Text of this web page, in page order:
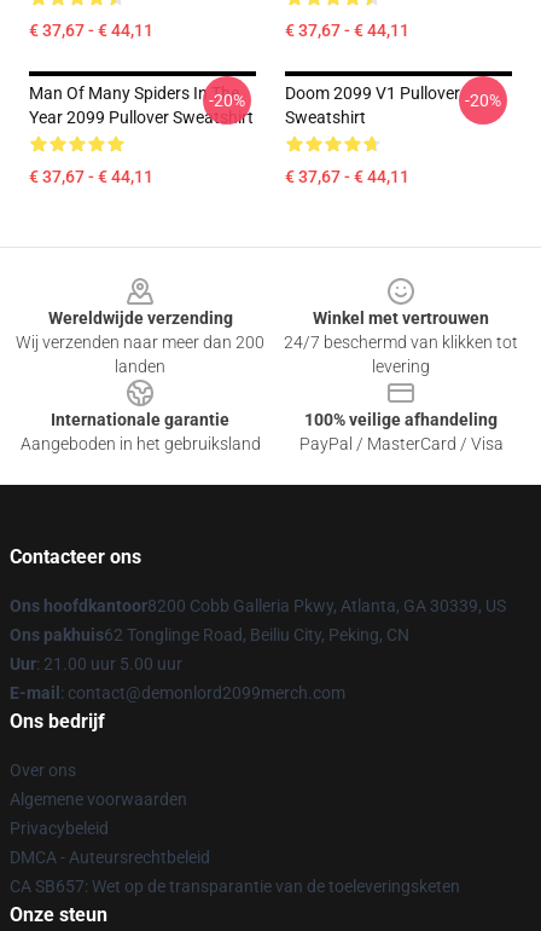
€ 37,67 - € 44,11 € 37,67 - € 44,11
Man Of Many Spiders In The
Year 2099 Pullover Sweatshirt
€ 37,67 - € 44,11
-20%
Doom 2099 V1 Pullover
Sweatshirt
€ 37,67 - € 44,11
-20%
Wereldwijde verzending
Wij verzenden naar meer dan 200
landen
Winkel met vertrouwen
24/7 beschermd van klikken tot
levering
Internationale garantie
Aangeboden in het gebruiksland
100% veilige afhandeling
PayPal / MasterCard / Visa
Contacteer ons
Ons hoofdkantoor8200 Cobb Galleria Pkwy, Atlanta, GA 30339, US
Ons pakhuis62 Tonglinge Road, Beiliu City, Peking, CN
Uur: 21.00 uur 5.00 uur
E-mail : contact@demonlord2099merch.com
Ons bedrijf
Over ons
Algemene voorwaarden
Privacybeleid
DMCA - Auteursrechtbeleid
CA SB657: Wet op de transparantie van de toeleveringsketen
Onze steun